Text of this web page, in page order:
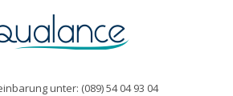
unter: (089) 54 04 93 04